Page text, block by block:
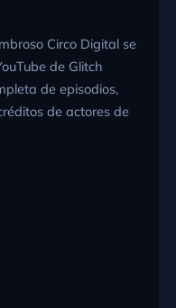
Circo Digital se
de Glitch
de episodios,
de actores de